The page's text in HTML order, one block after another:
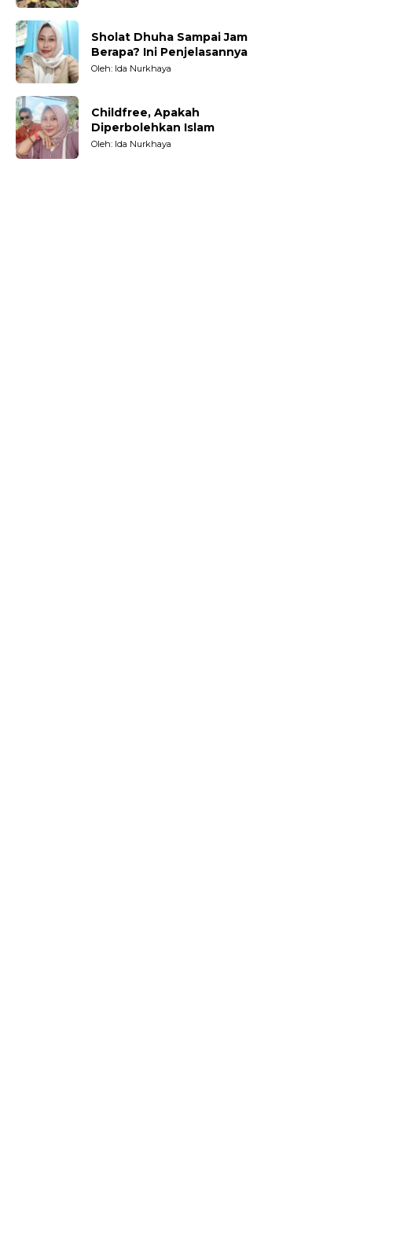
Sholat Dhuha Sampai Jam
Berapa? Ini Penjelasannya
Oleh: Ida Nurkhaya
Childfree, Apakah
Diperbolehkan Islam
Oleh: Ida Nurkhaya